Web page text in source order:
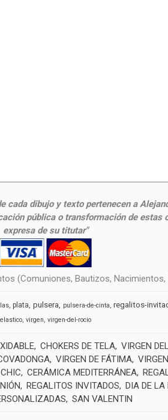
cada dibujo y texto pertenecen a
pública o transformación de
expresa de su titutar"
(Comuniones, Bautizos,
plata pulsera pulsera-de-cinta regalitos-
elastico virgen virgen-del-rocio
CHOKERS DE TELA VIRGEN
VIRGEN DE FÁTIMA
CERÁMICA MEDITERRÁNEA
REGALITOS INVITADOS DIA DE LA
SAN VALENTIN